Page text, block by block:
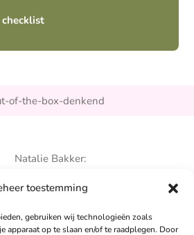
toestemming
gebruiken wij technologieën zoals
apparaat op te slaan en/of te raadplegen. Door
of-the-box-denkend
Persoonlijk
Natalie Bakker:
info@alertpromotie.nl